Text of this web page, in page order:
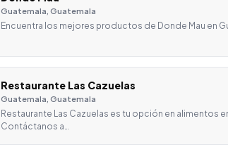
Guatemala, Guatemala
Encuentra los mejores productos de Donde Mau en
Restaurante Las Cazuelas
Guatemala, Guatemala
Restaurante Las Cazuelas es tu opción en alimentos
Contáctanos a…